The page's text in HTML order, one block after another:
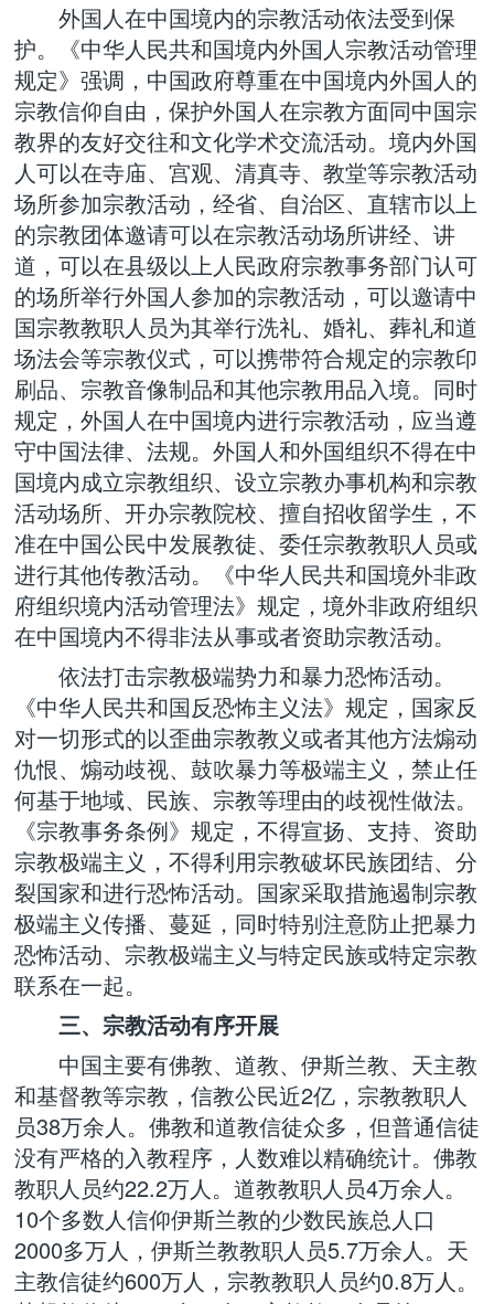
外国人在中国境内的宗教活动依法受到保
护。《中华人民共和国境内外国人宗教活动管理
规定》强调，中国政府尊重在中国境内外国人的
宗教信仰自由，保护外国人在宗教方面同中国宗
教界的友好交往和文化学术交流活动。境内外国
人可以在寺庙、宫观、清真寺、教堂等宗教活动
场所参加宗教活动，经省、自治区、直辖市以上
的宗教团体邀请可以在宗教活动场所讲经、讲
道，可以在县级以上人民政府宗教事务部门认可
的场所举行外国人参加的宗教活动，可以邀请中
国宗教教职人员为其举行洗礼、婚礼、葬礼和道
场法会等宗教仪式，可以携带符合规定的宗教印
刷品、宗教音像制品和其他宗教用品入境。同时
规定，外国人在中国境内进行宗教活动，应当遵
守中国法律、法规。外国人和外国组织不得在中
国境内成立宗教组织、设立宗教办事机构和宗教
活动场所、开办宗教院校、擅自招收留学生，不
准在中国公民中发展教徒、委任宗教教职人员或
进行其他传教活动。《中华人民共和国境外非政
府组织境内活动管理法》规定，境外非政府组织
在中国境内不得非法从事或者资助宗教活动。
依法打击宗教极端势力和暴力恐怖活动。
《中华人民共和国反恐怖主义法》规定，国家反
对一切形式的以歪曲宗教教义或者其他方法煽动
仇恨、煽动歧视、鼓吹暴力等极端主义，禁止任
何基于地域、民族、宗教等理由的歧视性做法。
《宗教事务条例》规定，不得宣扬、支持、资助
宗教极端主义，不得利用宗教破坏民族团结、分
裂国家和进行恐怖活动。国家采取措施遏制宗教
极端主义传播、蔓延，同时特别注意防止把暴力
恐怖活动、宗教极端主义与特定民族或特定宗教
联系在一起。
三、宗教活动有序开展
中国主要有佛教、道教、伊斯兰教、天主教
和基督教等宗教，信教公民近2亿，宗教教职人
员38万余人。佛教和道教信徒众多，但普通信徒
没有严格的入教程序，人数难以精确统计。佛教
教职人员约22.2万人。道教教职人员4万余人。
10个多数人信仰伊斯兰教的少数民族总人口
2000多万人，伊斯兰教教职人员5.7万余人。天
主教信徒约600万人，宗教教职人员约0.8万人。